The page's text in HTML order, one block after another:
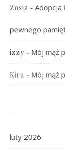
Zosia - Adopcja
pewnego
izzy - Mój mąż
Kira - Mój mąż
luty 2026